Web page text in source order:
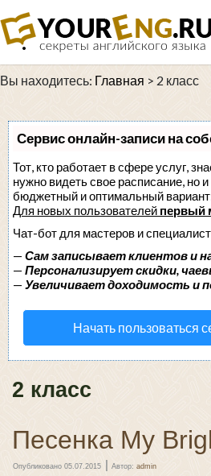
Вы находитесь: Главная > 2 класс
Сервис онлайн-записи на
Тот, кто работает в сфере услуг,
нужно видеть свое расписание, но
бюджетный и оптимальный
Для новых пользователей первый
Чат-бот для мастеров и
— Сам записывает клиентов и
— Персонализирует скидки,
— Увеличивает доходимость и
Начать пользоваться
2 класс
Песенка My
Опубликовано 05.07.2015 | Автор: admin